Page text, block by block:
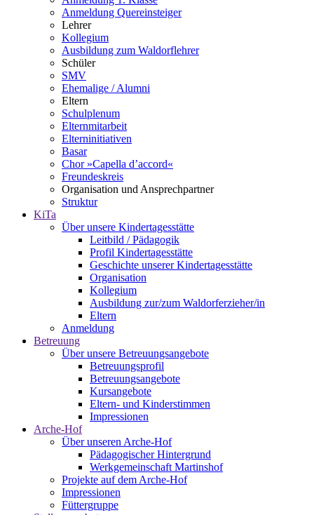
Anmeldung Quereinsteiger
Lehrer
Kollegium
Ausbildung zum Waldorflehrer
Schüler
SMV
Ehemalige / Alumni
Eltern
Schulplenum
Elternmitarbeit
Elterninitiativen
Basar
Chor »Capella d’accord«
Freundeskreis
Organisation und Ansprechpartner
Struktur
KiTa
Über unsere Kindertagesstätte
Leitbild / Pädagogik
Profil Kindertagesstätte
Geschichte unserer Kindertagesstätte
Organisation
Kollegium
Ausbildung zur/zum Waldorferzieher/in
Eltern
Anmeldung
Betreuung
Über unsere Betreuungsangebote
Betreuungsprofil
Betreuungsangebote
Kursangebote
Eltern- und Kinderstimmen
Impressionen
Arche-Hof
Über unseren Arche-Hof
Pädagogischer Hintergrund
Werkgemeinschaft Martinshof
Projekte auf dem Arche-Hof
Impressionen
Füttergruppe